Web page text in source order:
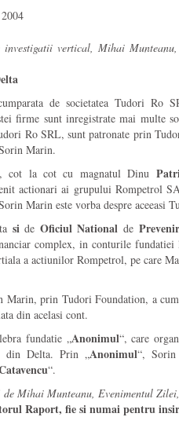
vertical, Mihai
de societatea Tudori Ro
firme sunt inregistrate mai multe
Ro SRL, sunt patronate prin
Marin.
cot la cot cu magnatul Dinu
actionari ai grupului Rompetrol
Marin este vorba despre aceeasi
side Oficiul National de
complex, in conturile
a actiunilor Rompetrol, pe care
prin Tudori Foundation, a
din acelasi cont.
fundatie „Anonimul“, care
din Delta. Prin „Anonimul“,
“.
Mihai Munteanu, Evenimentul
Raport, fie si numai pentru